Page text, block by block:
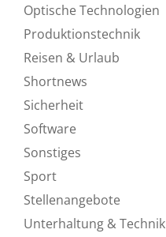
Optische Technologien
Produktionstechnik
Reisen & Urlaub
Shortnews
Sicherheit
Software
Sonstiges
Sport
Stellenangebote
Unterhaltung & Technik